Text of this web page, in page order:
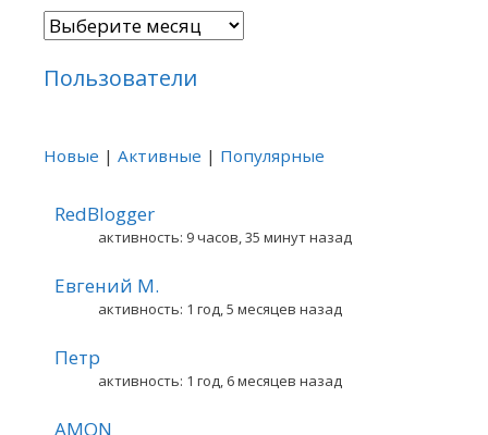
Архивы
Пользователи
Новые | Активные | Популярные
RedBlogger
активность: 9 часов, 35 минут назад
Евгений М.
активность: 1 год, 5 месяцев назад
Петр
активность: 1 год, 6 месяцев назад
AMON